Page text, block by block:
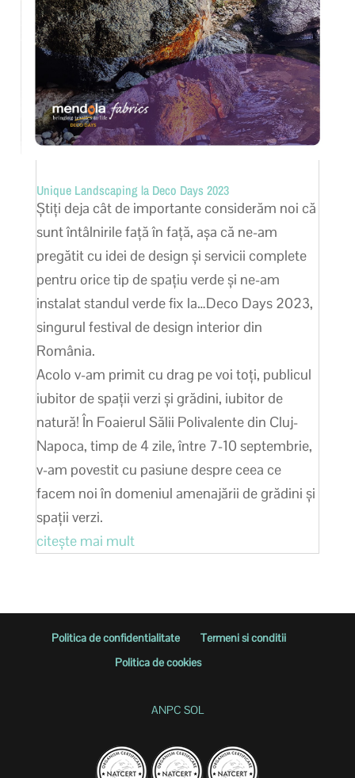
Unique Landscaping la Deco Days 2023
Știți deja cât de importante considerăm noi că
sunt întâlnirile față în față, așa că ne-am
pregătit cu idei de design și servicii complete
pentru orice tip de spațiu verde și ne-am
instalat standul verde fix la…Deco Days 2023,
singurul festival de design interior din
România.
Acolo v-am primit cu drag pe voi toți, publicul
iubitor de spații verzi și grădini, iubitor de
natură! În Foaierul Sălii Polivalente din Cluj-
Napoca, timp de 4 zile, între 7-10 septembrie,
v-am povestit cu pasiune despre ceea ce
facem noi în domeniul amenajării de grădini și
spații verzi.
citește mai mult
Politica de confidentialitate
Termeni si conditii
Politica de cookies
ANPC SOL